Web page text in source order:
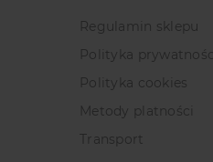
Regulamin sklepu
Polityka prywatności
Polityka cookies
Metody platności
Transport